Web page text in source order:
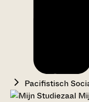
Pacifistisch